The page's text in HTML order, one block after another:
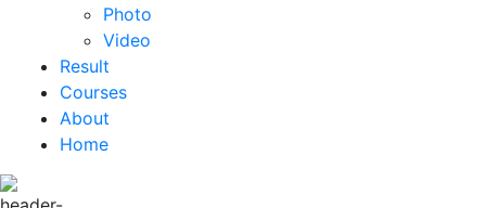
Photo
Video
Result
Courses
About
Home